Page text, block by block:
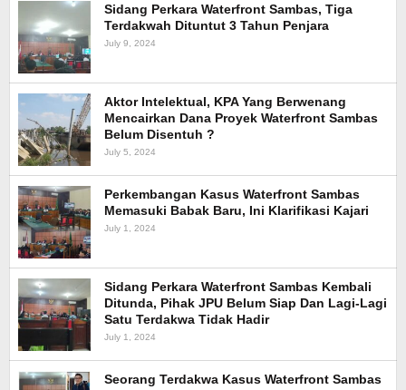
Sidang Perkara Waterfront Sambas, Tiga
Terdakwah Dituntut 3 Tahun Penjara
July 9, 2024
Aktor Intelektual, KPA Yang Berwenang
Mencairkan Dana Proyek Waterfront Sambas
Belum Disentuh ?
July 5, 2024
Perkembangan Kasus Waterfront Sambas
Memasuki Babak Baru, Ini Klarifikasi Kajari
July 1, 2024
Sidang Perkara Waterfront Sambas Kembali
Ditunda, Pihak JPU Belum Siap Dan Lagi-Lagi
Satu Terdakwa Tidak Hadir
July 1, 2024
Seorang Terdakwa Kasus Waterfront Sambas